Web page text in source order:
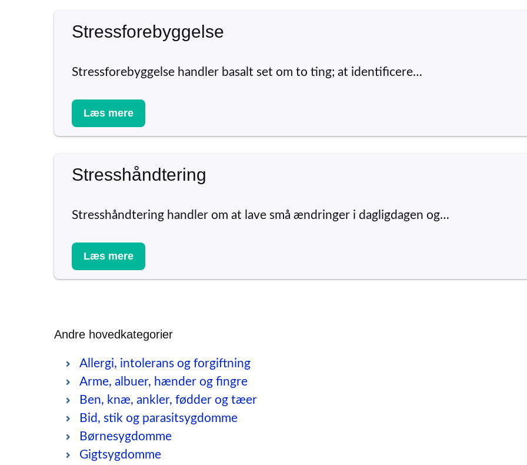
Stressforebyggelse
Stressforebyggelse handler basalt set om to ting; at identificere…
Læs mere
Stresshåndtering
Stresshåndtering handler om at lave små ændringer i dagligdagen og…
Læs mere
Andre hovedkategorier
Allergi, intolerans og forgiftning
Arme, albuer, hænder og fingre
Ben, knæ, ankler, fødder og tæer
Bid, stik og parasitsygdomme
Børnesygdomme
Gigtsygdomme